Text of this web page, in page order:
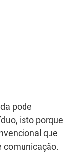
pode
isto porque
que
comunicação.